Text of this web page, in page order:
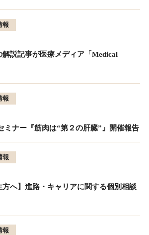
報
説記事が医療メディア「Medical
報
ミナー『筋肉は“第２の肝臓”』開催報告
報
方へ】進路・キャリアに関する個別相談
報